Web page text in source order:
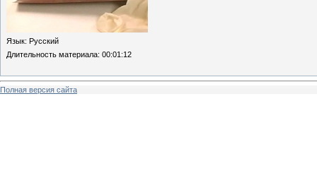
Язык: Русский
Длительность материала: 00:01:12
Полная версия сайта